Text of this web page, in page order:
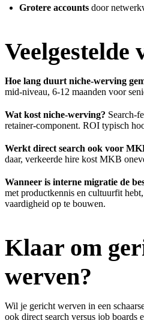
Grotere accounts door
Veelgestelde
Hoe lang duurt niche-werving
mid-niveau, 6-12 maanden voor
Wat kost niche-werving? Search-
retainer-component. ROI typisch
Werkt direct search ook voor
daar, verkeerde hire kost MKB
Wanneer is interne migratie de
met productkennis en cultuurfit
vaardigheid op te bouwen.
Klaar om
werven?
Wil je gericht werven in een
ook direct search versus job boards